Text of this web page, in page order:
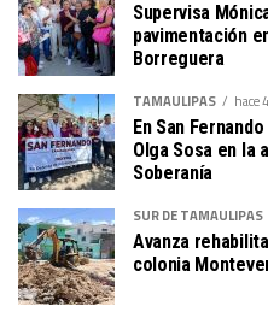
Supervisa
pavimentación
Borreguera
TAMAULIPAS hace
En San
Olga Sosa en la
Soberanía
SUR DE TAMAULIPAS
Avanza
colonia